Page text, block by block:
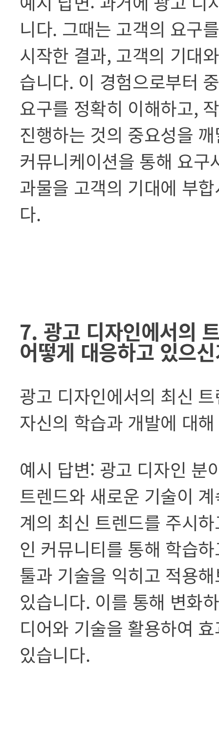
니다. 그때는 고객의 요구
시작한 결과, 고객의 기대
습니다. 이 경험으로부터
요구를 정확히 이해하고,
진행하는 것의 중요성을
커뮤니케이션을 통해 요
과물을 고객의 기대에 부
다.
7. 광고 디자인에서의
어떻게 대응하고 있으
광고 디자인에서의 최신
자신의 학습과 개발에 대
예시 답변: 광고 디자인 분
트렌드와 새로운 기술이
계의 최신 트렌드를 주시
인 커뮤니티를 통해 학습
툴과 기술을 익히고 적용
있습니다. 이를 통해 변화
디어와 기술을 활용하여
있습니다.